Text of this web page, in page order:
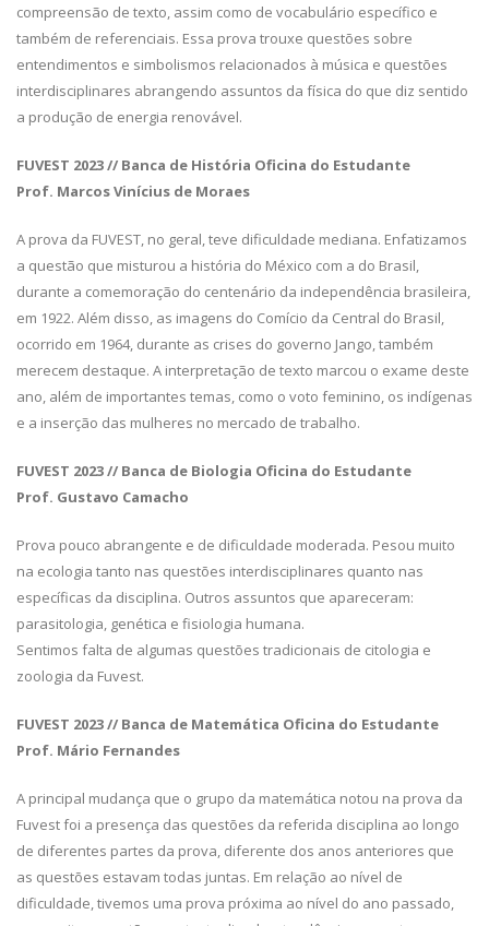
compreensão de texto, assim como de vocabulário específico e
também de referenciais. Essa prova trouxe questões sobre
entendimentos e simbolismos relacionados à música e questões
interdisciplinares abrangendo assuntos da física do que diz sentido
a produção de energia renovável.
FUVEST 2023 // Banca de História Oficina do Estudante
Prof. Marcos Vinícius de Moraes
A prova da FUVEST, no geral, teve dificuldade mediana. Enfatizamos
a questão que misturou a história do México com a do Brasil,
durante a comemoração do centenário da independência brasileira,
em 1922. Além disso, as imagens do Comício da Central do Brasil,
ocorrido em 1964, durante as crises do governo Jango, também
merecem destaque. A interpretação de texto marcou o exame deste
ano, além de importantes temas, como o voto feminino, os indígenas
e a inserção das mulheres no mercado de trabalho.
FUVEST 2023 // Banca de Biologia Oficina do Estudante
Prof. Gustavo Camacho
Prova pouco abrangente e de dificuldade moderada. Pesou muito
na ecologia tanto nas questões interdisciplinares quanto nas
específicas da disciplina. Outros assuntos que apareceram:
parasitologia, genética e fisiologia humana.
Sentimos falta de algumas questões tradicionais de citologia e
zoologia da Fuvest.
FUVEST 2023 // Banca de Matemática Oficina do Estudante
Prof. Mário Fernandes
A principal mudança que o grupo da matemática notou na prova da
Fuvest foi a presença das questões da referida disciplina ao longo
de diferentes partes da prova, diferente dos anos anteriores que
as questões estavam todas juntas. Em relação ao nível de
dificuldade, tivemos uma prova próxima ao nível do ano passado,